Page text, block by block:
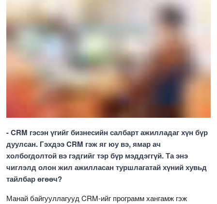
- CRM гэсэн үгийг бизнесийн салбарт ажилладаг хүн бүр
дуулсан. Гэхдээ CRM гэж яг юу вэ, ямар ач
холбогдолтой вэ гэдгийг тэр бүр мэддэггүй. Та энэ
чиглэлд олон жил ажилласан туршлагатай хүний хувьд
тайлбар өгөөч?
Манай байгууллагууд CRM-ийг программ хангамж гэж